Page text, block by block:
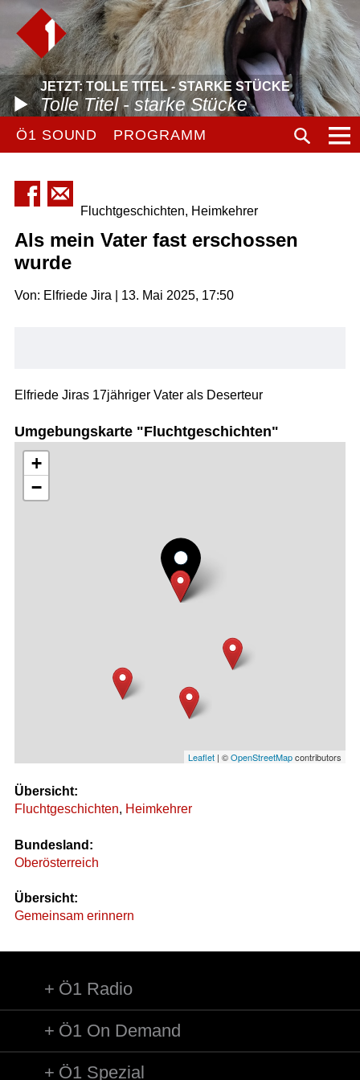
JETZT: TOLLE TITEL - STARKE STÜCKE
Tolle Titel - starke Stücke
Ö1 SOUND PROGRAMM
Fluchtgeschichten, Heimkehrer
Als mein Vater fast erschossen
wurde
Von: Elfriede Jira | 13. Mai 2025, 17:50
Elfriede Jiras 17jähriger Vater als Deserteur
Umgebungskarte "Fluchtgeschichten"
+
−
Leaflet | ©OpenStreetMapcontributors
Übersicht:
Fluchtgeschichten, Heimkehrer
Bundesland:
Oberösterreich
Übersicht:
Gemeinsam erinnern
Ö1 Radio
Ö1 On Demand
Ö1 Spezial